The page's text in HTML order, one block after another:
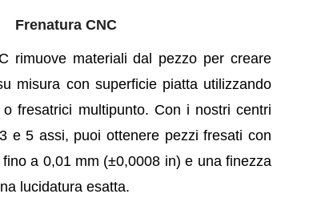
Frenatura CNC
rimuove materiali dal pezzo per creare
misura con superficie piatta utilizzando
fresatrici multipunto. Con i nostri centri
e 5 assi, puoi ottenere pezzi fresati con
a 0,01 mm (±0,0008 in) e una finezza
lucidatura esatta.